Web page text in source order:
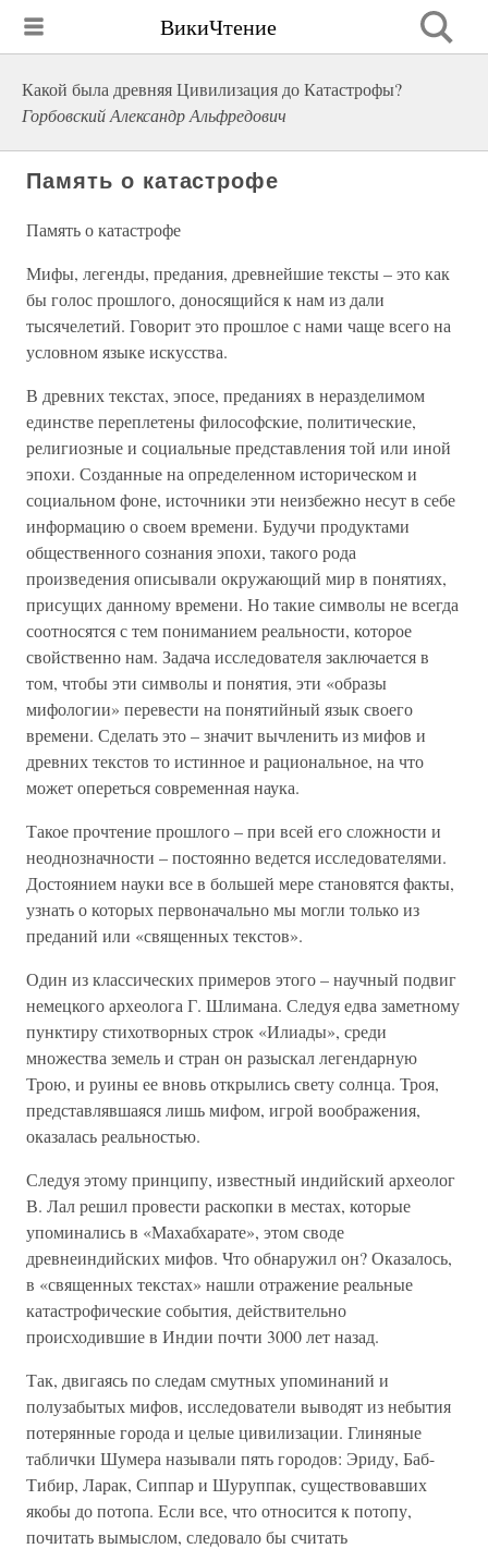
ВикиЧтение
Какой была древняя Цивилизация до Катастрофы?
Горбовский Александр Альфредович
Память о катастрофе
Память о катастрофе
Мифы, легенды, предания, древнейшие тексты – это как
бы голос прошлого, доносящийся к нам из дали
тысячелетий. Говорит это прошлое с нами чаще всего на
условном языке искусства.
В древних текстах, эпосе, преданиях в неразделимом
единстве переплетены философские, политические,
религиозные и социальные представления той или иной
эпохи. Созданные на определенном историческом и
социальном фоне, источники эти неизбежно несут в себе
информацию о своем времени. Будучи продуктами
общественного сознания эпохи, такого рода
произведения описывали окружающий мир в понятиях,
присущих данному времени. Но такие символы не всегда
соотносятся с тем пониманием реальности, которое
свойственно нам. Задача исследователя заключается в
том, чтобы эти символы и понятия, эти «образы
мифологии» перевести на понятийный язык своего
времени. Сделать это – значит вычленить из мифов и
древних текстов то истинное и рациональное, на что
может опереться современная наука.
Такое прочтение прошлого – при всей его сложности и
неоднозначности – постоянно ведется исследователями.
Достоянием науки все в большей мере становятся факты,
узнать о которых первоначально мы могли только из
преданий или «священных текстов».
Один из классических примеров этого – научный подвиг
немецкого археолога Г. Шлимана. Следуя едва заметному
пунктиру стихотворных строк «Илиады», среди
множества земель и стран он разыскал легендарную
Трою, и руины ее вновь открылись свету солнца. Троя,
представлявшаяся лишь мифом, игрой воображения,
оказалась реальностью.
Следуя этому принципу, известный индийский археолог
В. Лал решил провести раскопки в местах, которые
упоминались в «Махабхарате», этом своде
древнеиндийских мифов. Что обнаружил он? Оказалось,
в «священных текстах» нашли отражение реальные
катастрофические события, действительно
происходившие в Индии почти 3000 лет назад.
Так, двигаясь по следам смутных упоминаний и
полузабытых мифов, исследователи выводят из небытия
потерянные города и целые цивилизации. Глиняные
таблички Шумера называли пять городов: Эриду, Баб-
Тибир, Ларак, Сиппар и Шуруппак, существовавших
якобы до потопа. Если все, что относится к потопу,
почитать вымыслом, следовало бы считать